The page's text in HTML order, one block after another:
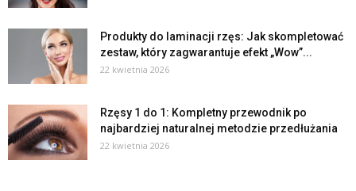
Produkty do laminacji rzęs: Jak skompletować
zestaw, który zagwarantuje efekt „Wow”...
22 kwietnia 2026
Rzęsy 1 do 1: Kompletny przewodnik po
najbardziej naturalnej metodzie przedłużania
22 kwietnia 2026